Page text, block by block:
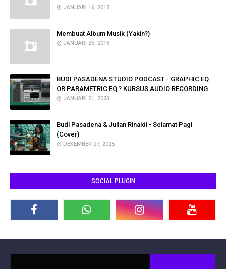
JANUARI 16, 2015
Membuat Album Musik (Yakin?)
JANUARI 25, 2016
BUDI PASADENA STUDIO PODCAST - GRAPHIC EQ
OR PARAMETRIC EQ ? KURSUS AUDIO RECORDING
JANUARI 01, 2023
Budi Pasadena & Julian Rinaldi - Selamat Pagi
(Cover)
DESEMBER 07, 2025
SOCIAL PLUGIN